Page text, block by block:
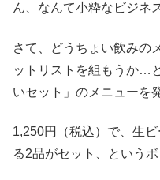
ん、なんて小粋なビジネ
さて、どうちょい飲みの
ットリストを組もうか…
いセット」のメニューを
1,250円（税込）で、生
る2品がセット、という